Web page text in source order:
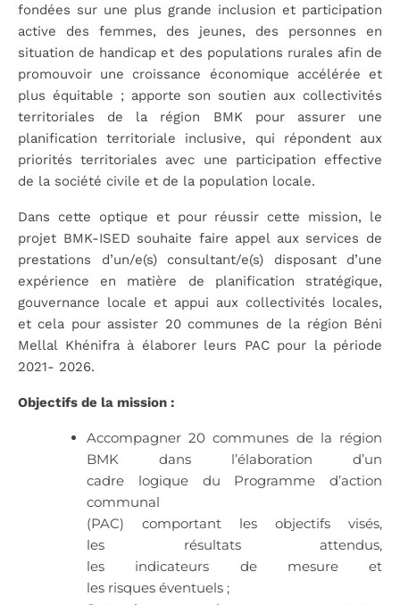
fondées sur une plus grande inclusion et participation
active des femmes, des jeunes, des personnes en
situation de handicap et des populations rurales afin de
promouvoir une croissance économique accélérée et
plus équitable ; apporte son soutien aux collectivités
territoriales de la région BMK pour assurer une
planification territoriale inclusive, qui répondent aux
priorités territoriales avec une participation effective
de la société civile et de la population locale.
Dans cette optique et pour réussir cette mission, le
projet BMK-ISED souhaite faire appel aux services de
prestations d’un/e(s) consultant/e(s) disposant d’une
expérience en matière de planification stratégique,
gouvernance locale et appui aux collectivités locales,
et cela pour assister 20 communes de la région Béni
Mellal Khénifra à élaborer leurs PAC pour la période
2021- 2026.
Objectifs de la mission :
Accompagner 20 communes de la région
BMK dans l’élaboration d’un
cadre logique du Programme d’action
communal
(PAC) comportant les objectifs visés,
les résultats attendus,
les indicateurs de mesure et
les risques éventuels ;